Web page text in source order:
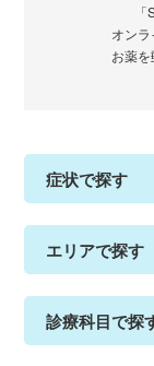
オン
お薬
症状で探す
エリアで探す
診療科目で探